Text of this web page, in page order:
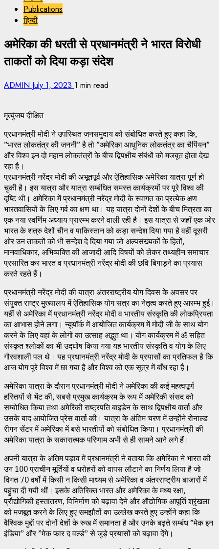
Publications
हिन्दी
अमेरिका की धरती से प्रधानमंत्री ने भारत विरोधी
ताकतों को दिया कड़ा संदेश
ADMIN July 1, 2023 1 min read
मृत्युंजय दीक्षित
प्रधानमंत्री मोदी ने उपस्थित जनसमुदाय को संबोधित करते हुए कहा कि,
”भारत लोकतंत्र की जननी” है तो ”अमेरिका आधुनिक लोकतंत्र का चैपिंयन”
और विश्व इन दो महान लोकतंत्रों के बीच द्विपक्षीय संबंधों को मजबूत होता देख
रहा है।
प्रधानमंत्री नरेंद्र मोदी की अभूतपूर्व और ऐतिहासिक अमेरिका यात्रा पूर्ण हो
चुकी है। इस यात्रा और यात्रा सम्बंधित समस्त कार्यक्रमों पर पूरे विश्व की
दृष्टि थी। अमेरिका में प्रधानमंत्री नरेंद्र मोदी के स्वागत का प्रत्येक क्षण
भारतवासियों के लिए गर्व का क्षण था। यह यात्रा दोनों देशों के बीच मित्रता का
एक नया स्वर्णिम अध्याय प्रारम्भ करने वाली रही है। इस यात्रा से जहाँ एक ओर
भारत के शत्रु देशों चीन व पाकिस्तान को कड़ा सन्देश दिया गया है वहीं दूसरी
ओर उन ताकतों को भी सन्देश दे दिया गया जो अल्पसंख्यकों के हितों,
मानवाधिकार, अभिव्यक्ति की आजादी आदि विषयों को लेकर तथ्यहीन समाचार
प्रसारित कर भारत व प्रधानमंत्री नरेंद्र मोदी की छवि बिगाड़ने का प्रयास
करते रहते हैं।
प्रधानमंत्री नरेंद्र मोदी की यात्रा अंतरराष्ट्रीय योग दिवस के अवसर पर
संयुक्त राष्ट्र मुख्यालय में ऐतिहासिक योग सत्र का नेतृत्व करते हुए आरम्भ हुई।
यहीं से अमेरिका में प्रधानमंत्री नरेंद्र मोदी व भारतीय संस्कृति की लोकप्रियता
का आभास होने लगा। न्यूयॉर्क में आयोजित कार्यक्रम में मोदी जी के साथ योग
करने के लिए वहां के लोगों का उत्साह अद्भुत था। योग कार्यक्रम में ॐ सहित
संस्कृत श्लोकों का भी उद्घोष किया गया यह भारतीय संस्कृति व योग के लिए
गौरवशाली पल थे। यह प्रधानमंत्री नरेंद्र मोदी के प्रयासों का प्रतिफल है कि
आज योग पूरे विश्व में छा गया है और विश्व को एक सूत्र में बाँध रहा है।
अमेरिका यात्रा के दौरान प्रधानमंत्री मोदी ने अमेरिका की कई महत्वपूर्ण
हस्तियों से भेंट की, सबसे प्रमुख कार्यक्रम के रूप में अमेरिकी संसद को
सम्बोधित किया तथा अमेरिकी राष्ट्रपति बाइडेन के साथ द्विपक्षीय वार्ता और
उसके बाद आयोजित प्रेस वार्ता की। यात्रा के अंतिम चरण में उन्होंने रोनाल्ड
रीगन सेंटर में अमेरिका में बसे भारतीयों को संबोधित किया। प्रधानमंत्री की
अमेरिका यात्रा के सकारात्मक परिणाम अभी से ही सामने आने लगे हैं।
अपनी यात्रा के अंतिम पड़ाव में प्रधानमंत्री ने बताया कि अमेरिका ने भारत की
उन 100 प्राचीन मूर्तियों व धरोहरों को वापस लौटाने का निर्णय लिया है जो
विगत 70 वर्षों में किसी न किसी माध्यम से अमेरिका व अंतरराष्ट्रीय बाजारों में
पहुंचा दी गयी थीं। इसके अतिरिक्त भारत और अमेरिका के मध्य रक्षा,
प्रौद्योगिकी हस्तांतरण, विनिर्माण को बढ़ावा देने और औद्योगिक आपूर्ति श्रृंखला
को मजबूत करने के लिए हुए समझौतों का उल्लेख करते हुए उन्होंने कहा कि
वैश्विक मुद्दों पर दोनों देशों के रुख में समानता है और उनके बढ़ते सम्बंध ”मेक इन
इंडिया” और ”मेक फार द वर्ल्ड” से जुड़े प्रयासों को बढ़ावा देंगे।